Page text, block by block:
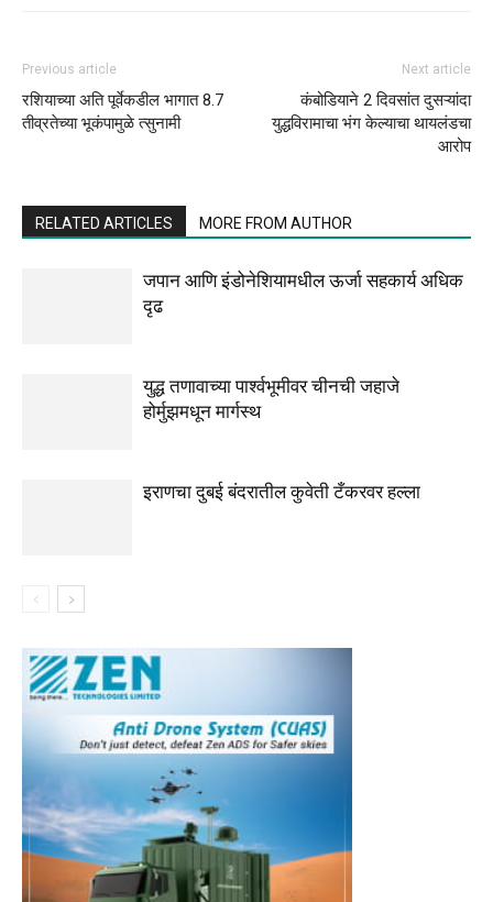
Previous article
रशियाच्या अति पूर्वेकडील भागात 8.7
तीव्रतेच्या भूकंपामुळे त्सुनामी
Next article
कंबोडियाने 2 दिवसांत दुसऱ्यांदा
युद्धविरामाचा भंग केल्याचा थायलंडचा
आरोप
RELATED ARTICLES MORE FROM AUTHOR
जपान आणि इंडोनेशियामधील ऊर्जा सहकार्य अधिक
दृढ
युद्ध तणावाच्या पार्श्वभूमीवर चीनची जहाजे
होर्मुझमधून मार्गस्थ
इराणचा दुबई बंदरातील कुवेती टँकरवर हल्ला